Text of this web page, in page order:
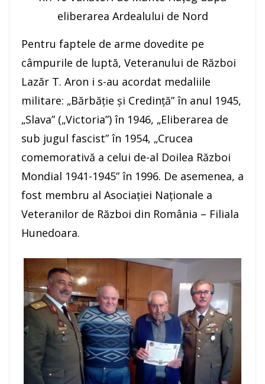
eliberarea Ardealului de Nord
Pentru faptele de arme dovedite pe
câmpurile de luptă, Veteranului de Război
Lazăr T. Aron i s-au acordat medaliile
militare: „Bărbăție și Credință” în anul 1945,
„Slava” („Victoria”) în 1946, „Eliberarea de
sub jugul fascist” în 1954, „Crucea
comemorativă a celui de-al Doilea Război
Mondial 1941-1945” în 1996. De asemenea, a
fost membru al Asociației Naționale a
Veteranilor de Război din România – Filiala
Hunedoara.